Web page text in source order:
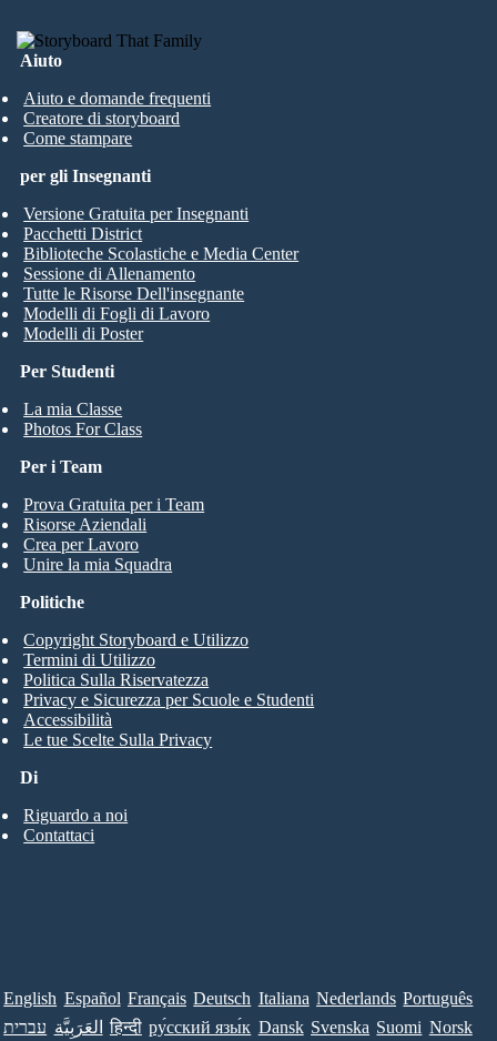
Aiuto
Aiuto e domande frequenti
Creatore di storyboard
Come stampare
Per Studenti
La mia Classe
Photos For Class
per gli Insegnanti
Versione Gratuita per Insegnanti
Pacchetti District
Biblioteche Scolastiche e Media Center
Sessione di Allenamento
Tutte le Risorse Dell'insegnante
Modelli di Fogli di Lavoro
Modelli di Poster
Per i Team
Prova Gratuita per i Team
Risorse Aziendali
Crea per Lavoro
Unire la mia Squadra
Di
Riguardo a noi
Contattaci
Politiche
Copyright Storyboard e Utilizzo
Termini di Utilizzo
Politica Sulla Riservatezza
Privacy e Sicurezza per Scuole e Studenti
Accessibilità
Le tue Scelte Sulla Privacy
English Español Français Deutsch Italiana Nederlands Português
עברית العَرَبِيَّة हिन्दी ру́сский язы́к Dansk Svenska Suomi Norsk